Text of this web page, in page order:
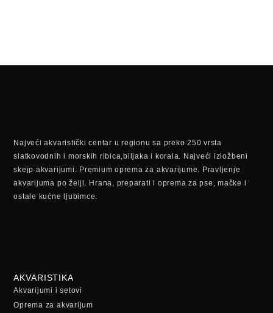
Najveći akvaristički centar u regionu sa preko 250 vrsta
slatkovodnih i morskih ribica,biljaka i korala. Najveći izložbeni
skejp akvarijumi. Premium oprema za akvarijume. Pravljenje
akvarijuma po želji. Hrana, preparati i oprema za pse, mačke i
ostale kućne ljubimce.
AKVARISTIKA
Akvarijumi i setovi
Oprema za akvarijum